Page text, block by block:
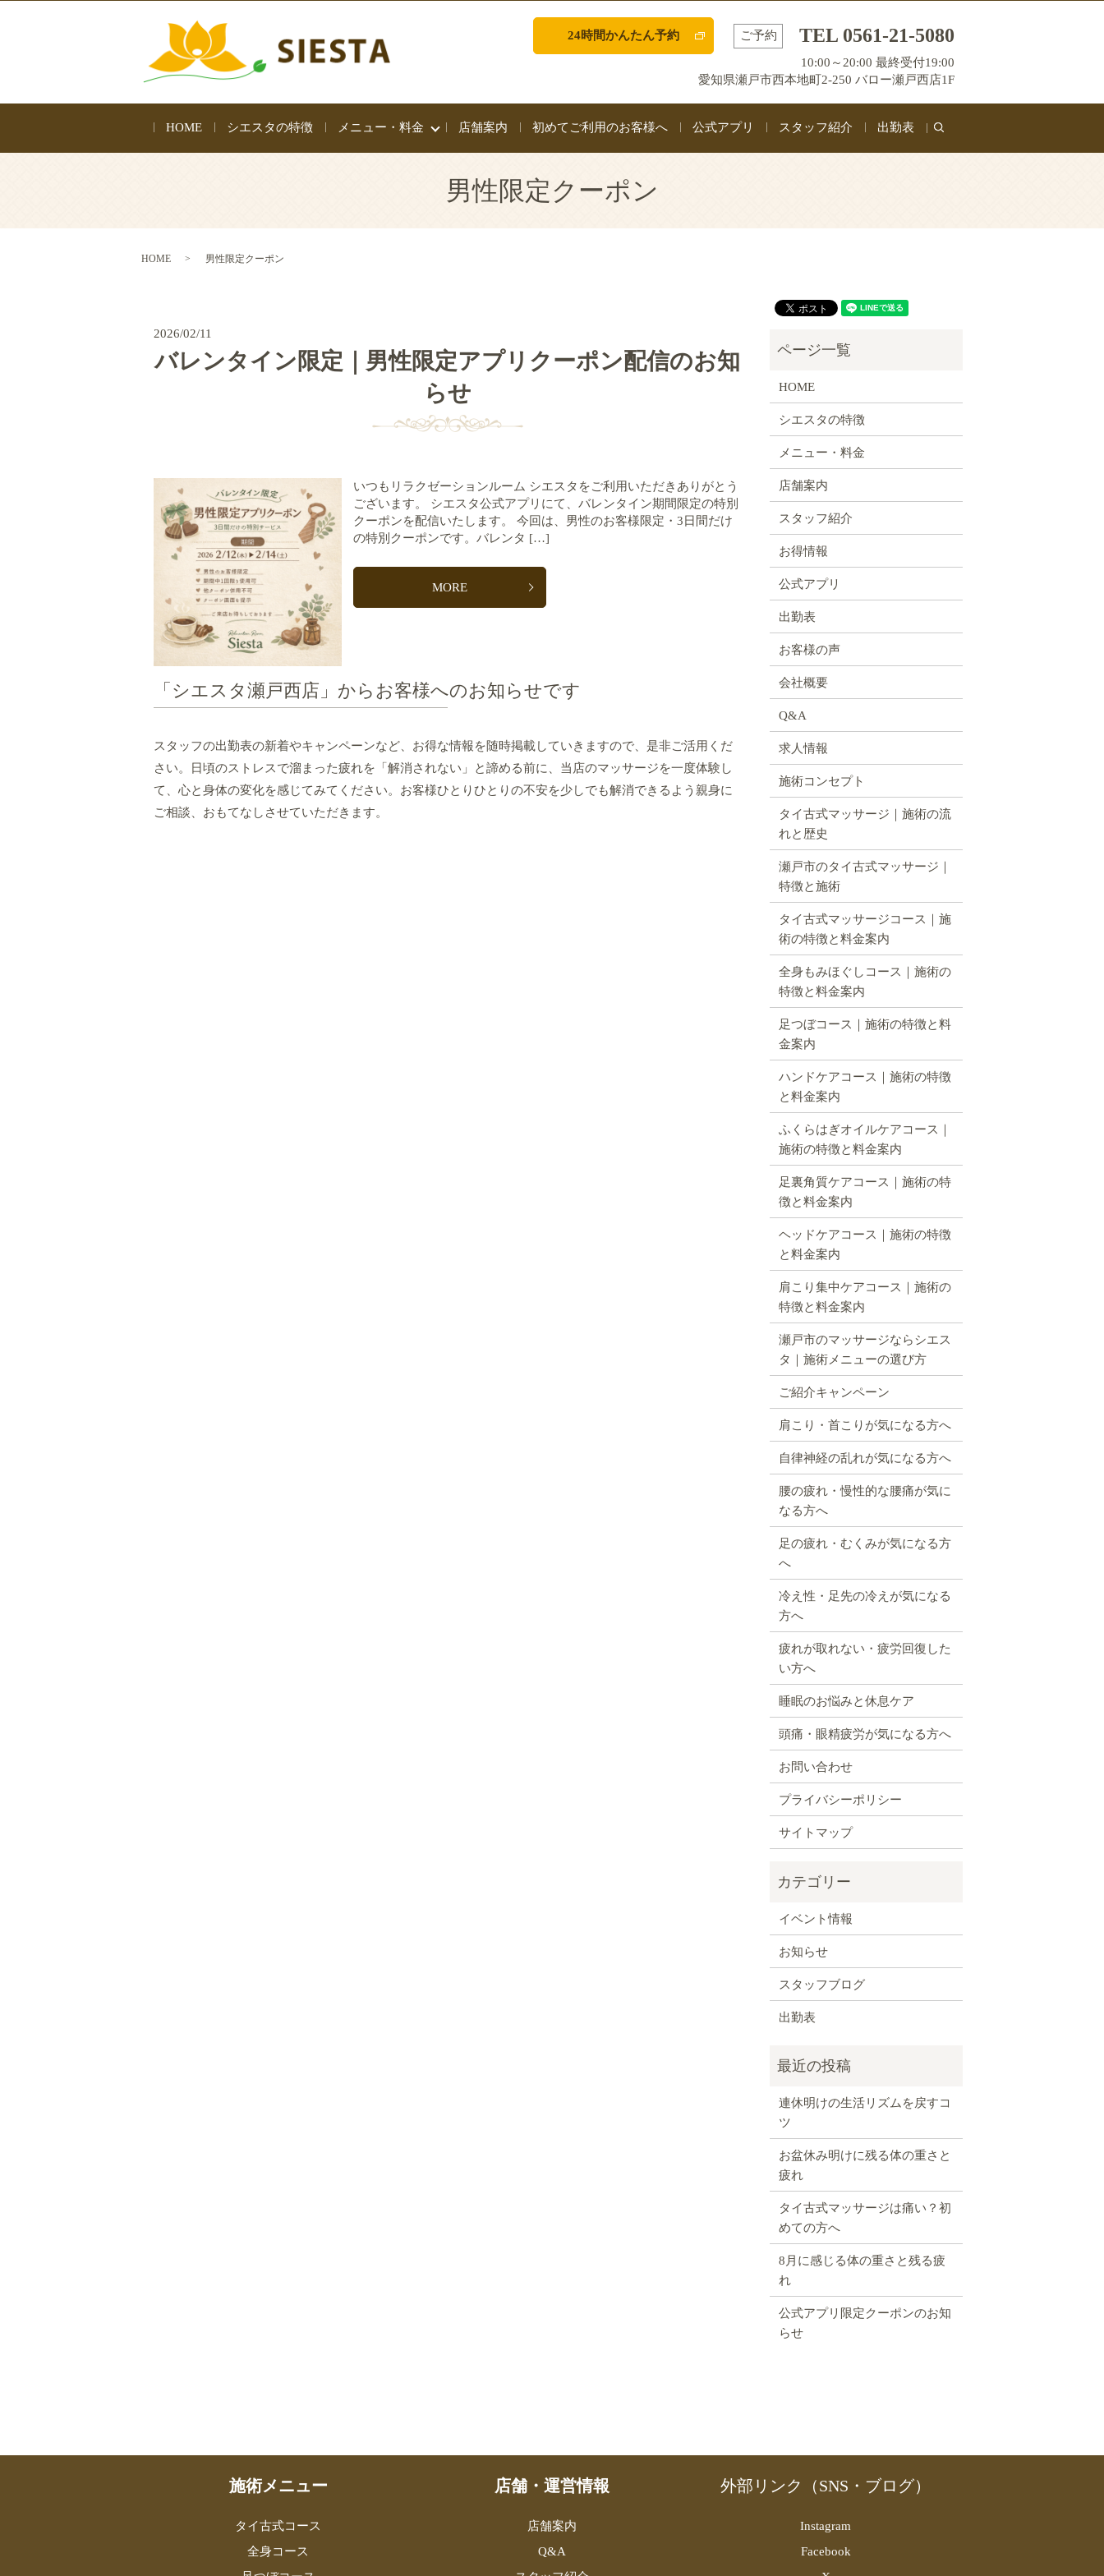
24時間かんたん予約 ご予約 TEL 0561-21-5080
10:00～20:00 最終受付19:00
愛知県瀬戸市西本地町2-250 バロー瀬戸西店1F
HOME シエスタの特徴 メニュー・料金 店舗案内 初めてご利用のお客様へ 公式アプリ スタッフ紹介 出勤表
search
男性限定クーポン
HOME 男性限定クーポン
2026/02/11
バレンタイン限定｜男性限定アプリクーポン配信のお知
らせ
いつもリラクゼーションルーム シエスタをご利用いただきありがとう
ございます。 シエスタ公式アプリにて、バレンタイン期間限定の特別
クーポンを配信いたします。 今回は、男性のお客様限定・3日間だけ
の特別クーポンです。バレンタ […]
MORE
「シエスタ瀬戸西店」からお客様へのお知らせです
スタッフの出勤表の新着やキャンペーンなど、お得な情報を随時掲載していきますので、是非ご活用くだ
さい。日頃のストレスで溜まった疲れを「解消されない」と諦める前に、当店のマッサージを一度体験し
て、心と身体の変化を感じてみてください。お客様ひとりひとりの不安を少しでも解消できるよう親身に
ご相談、おもてなしさせていただきます。
HOME
シエスタの特徴
メニュー・料金
店舗案内
スタッフ紹介
お得情報
公式アプリ
出勤表
お客様の声
会社概要
Q&A
求人情報
施術コンセプト
タイ古式マッサージ｜施術の流
れと歴史
瀬戸市のタイ古式マッサージ｜
特徴と施術
タイ古式マッサージコース｜施
術の特徴と料金案内
全身もみほぐしコース｜施術の
特徴と料金案内
足つぼコース｜施術の特徴と料
金案内
ハンドケアコース｜施術の特徴
と料金案内
ふくらはぎオイルケアコース｜
施術の特徴と料金案内
足裏角質ケアコース｜施術の特
徴と料金案内
ヘッドケアコース｜施術の特徴
と料金案内
肩こり集中ケアコース｜施術の
特徴と料金案内
瀬戸市のマッサージならシエス
タ｜施術メニューの選び方
ご紹介キャンペーン
肩こり・首こりが気になる方へ
自律神経の乱れが気になる方へ
腰の疲れ・慢性的な腰痛が気に
なる方へ
足の疲れ・むくみが気になる方
へ
冷え性・足先の冷えが気になる
方へ
疲れが取れない・疲労回復した
い方へ
睡眠のお悩みと休息ケア
頭痛・眼精疲労が気になる方へ
お問い合わせ
プライバシーポリシー
サイトマップ
イベント情報
お知らせ
スタッフブログ
出勤表
連休明けの生活リズムを戻すコ
ツ
お盆休み明けに残る体の重さと
疲れ
タイ古式マッサージは痛い？初
めての方へ
8月に感じる体の重さと残る疲
れ
公式アプリ限定クーポンのお知
らせ
施術メニュー
タイ古式コース
全身コース
店舗・運営情報
店舗案内
Q&A
外部リンク（SNS・ブログ）
Instagram
Facebook